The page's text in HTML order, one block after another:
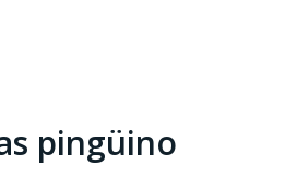
pingüino